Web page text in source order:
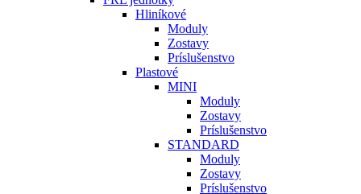
Hliníkové
Moduly
Zostavy
Príslušenstvo
Plastové
MINI
Moduly
Zostavy
Príslušenstvo
STANDARD
Moduly
Zostavy
Príslušenstvo